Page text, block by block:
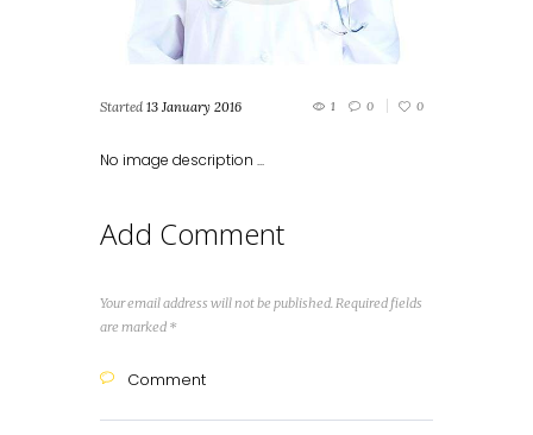
Started 13 January 2016 1 0 0
No image description ...
Add Comment
Your email address will not be published. Required fields
are marked *